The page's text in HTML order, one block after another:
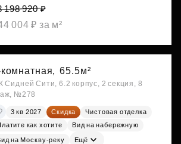
198 920 ₽
004 ₽ за м²
65.5м²
Сидней Сити, 6.2 корпус, 2 секция, 8
№278
3 кв 2027 Скидка
Чистовая отделка
как хотите
Вид на набережную
на Москву-реку Ещё